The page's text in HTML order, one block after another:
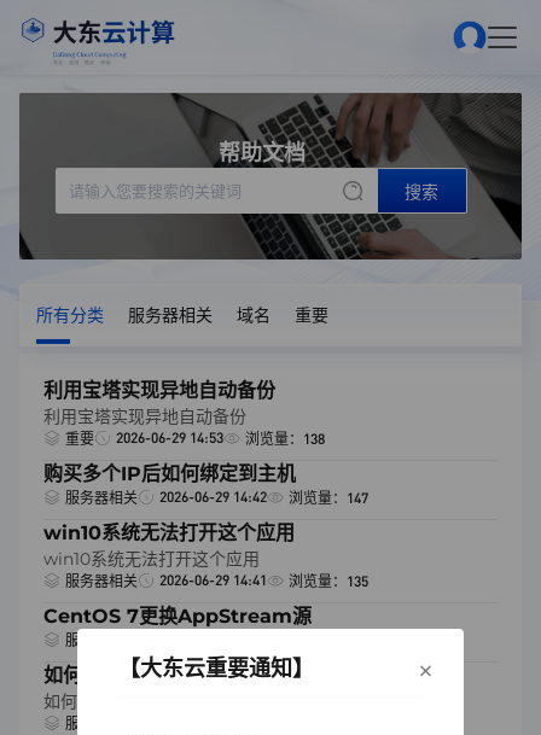
帮助文档
搜索
所有分类 服务器相关 域名 重要
利用宝塔实现异地自动备份
利用宝塔实现异地自动备份
重要 2026-06-29 14:53 浏览量：138
购买多个IP后如何绑定到主机
服务器相关 2026-06-29 14:42 浏览量：147
win10系统无法打开这个应用
win10系统无法打开这个应用
服务器相关 2026-06-29 14:41 浏览量：135
CentOS 7更换AppStream源
服务器相关
如何在linux搭建MC服务器
如何在linux搭建MC服务器
服务器相关
【大东云重要通知】 ×